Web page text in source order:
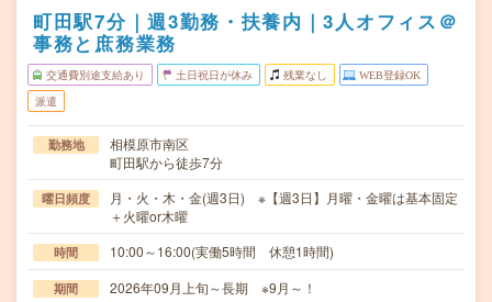
町田駅7分｜週3勤務・扶養内｜3人オフィス＠
事務と庶務業務
交通費別途支給あり 土日祝日が休み 残業なし WEB登録OK
派遣
勤務地
相模原市南区
町田駅から徒歩7分
曜日頻度
月・火・木・金(週3日) ※【週3日】月曜・金曜は基本固定
＋火曜or木曜
時間 10:00～16:00(実働5時間 休憩1時間)
期間 2026年09月上旬～長期 ※9月～！